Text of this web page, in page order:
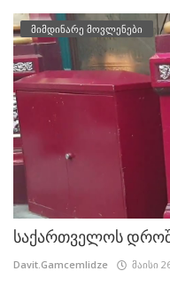
მიმდინარე მოვლენები
საქართველოს
Davit.Gamcemlidze მაისი